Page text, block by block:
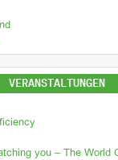
VERANSTALTUNGEN
you – The World